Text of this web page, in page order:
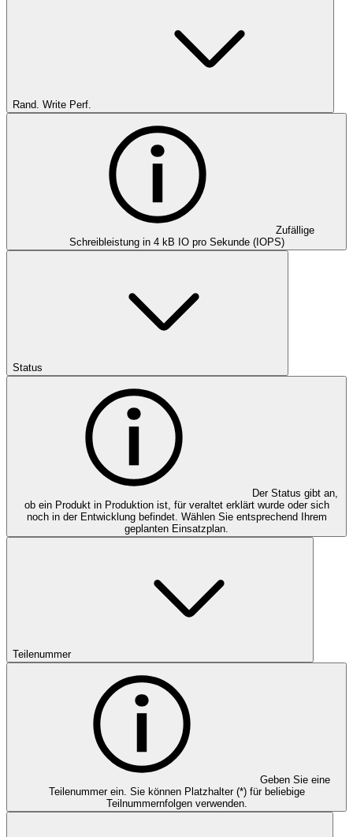
Rand. Write Perf.
Zufällige
Schreibleistung in 4 kB IO pro Sekunde (IOPS)
Status
Der Status gibt an,
ob ein Produkt in Produktion ist, für veraltet erklärt wurde oder sich
noch in der Entwicklung befindet. Wählen Sie entsprechend Ihrem
geplanten Einsatzplan.
Teilenummer
Geben Sie eine
Teilenummer ein. Sie können Platzhalter (*) für beliebige
Teilnummernfolgen verwenden.